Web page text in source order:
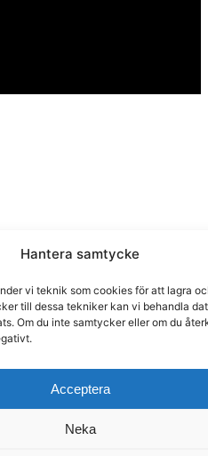
Hantera samtycke
vi teknik som cookies för att lagra
till dessa tekniker kan vi behandla
Om du inte samtycker eller om du
Acceptera
Neka